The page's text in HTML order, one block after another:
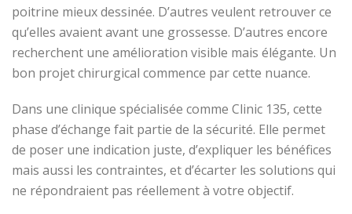
poitrine mieux dessinée. D’autres veulent retrouver ce
qu’elles avaient avant une grossesse. D’autres encore
recherchent une amélioration visible mais élégante. Un
bon projet chirurgical commence par cette nuance.
Dans une clinique spécialisée comme Clinic 135, cette
phase d’échange fait partie de la sécurité. Elle permet
de poser une indication juste, d’expliquer les bénéfices
mais aussi les contraintes, et d’écarter les solutions qui
ne répondraient pas réellement à votre objectif.